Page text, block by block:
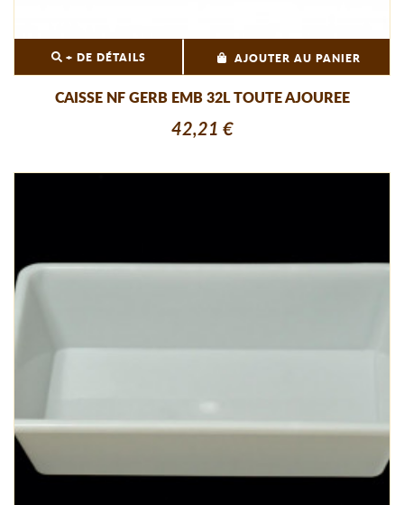
+ DE DÉTAILS AJOUTER AU PANIER
CAISSE NF GERB EMB 32L TOUTE AJOUREE
42,21 €